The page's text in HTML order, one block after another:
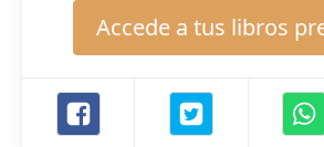
Accede a tus libros